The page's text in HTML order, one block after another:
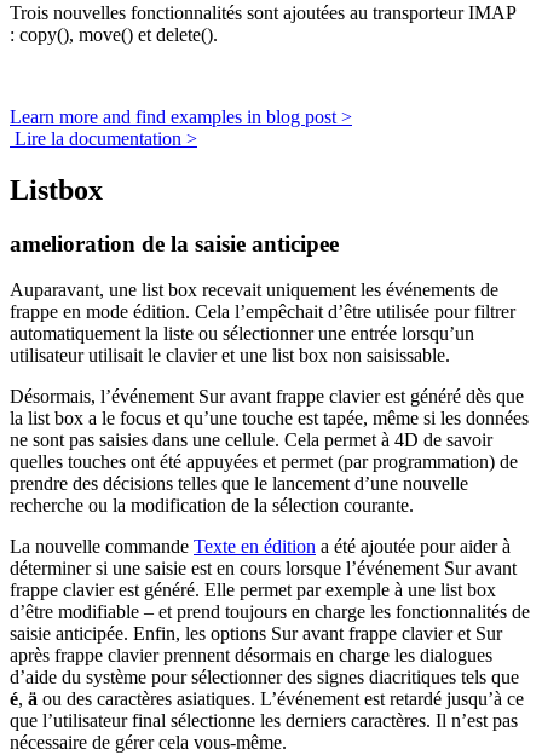
Trois nouvelles fonctionnalités sont ajoutées au transporteur IMAP
: copy(), move() et delete().
Learn more and find examples in blog post >
Lire la documentation >
Listbox
amelioration de la saisie anticipee
Auparavant, une list box recevait uniquement les événements de
frappe en mode édition. Cela l’empêchait d’être utilisée pour filtrer
automatiquement la liste ou sélectionner une entrée lorsqu’un
utilisateur utilisait le clavier et une list box non saisissable.
Désormais, l’événement Sur avant frappe clavierest généré dès que
la list box a le focus et qu’une touche est tapée, même si les données
ne sont pas saisies dans une cellule. Cela permet à 4D de savoir
quelles touches ont été appuyées et permet (par programmation) de
prendre des décisions telles que le lancement d’une nouvelle
recherche ou la modification de la sélection courante.
La nouvelle commande Texte en édition a été ajoutée pour aider à
déterminer si une saisie est en cours lorsque l’événement Sur avant
frappe clavierest généré. Elle permet par exemple à une list box
d’être modifiable – et prend toujours en charge les fonctionnalités de
saisie anticipée. Enfin, les options Sur avant frappe clavieret Sur
après frappe clavierprennent désormais en charge les dialogues
d’aide du système pour sélectionner des signes diacritiques tels que
é, ä ou des caractères asiatiques. L’événement est retardé jusqu’à ce
que l’utilisateur final sélectionne les derniers caractères. Il n’est pas
nécessaire de gérer cela vous-même.